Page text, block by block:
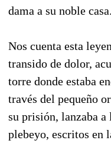
dama a su noble casa.
Nos cuenta esta
transido de dolor,
torre donde estaba
través del pequeño
su prisión, lanzaba a
plebeyo, escritos en